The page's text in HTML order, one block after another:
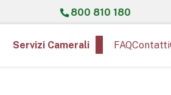
800 810 180
Servizi Camerali FAQContatti